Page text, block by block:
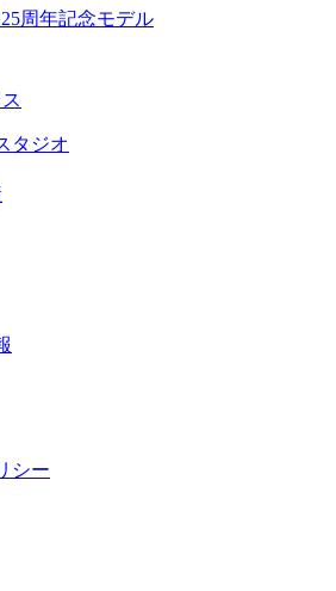
周年記念モデル
タジオ
シー